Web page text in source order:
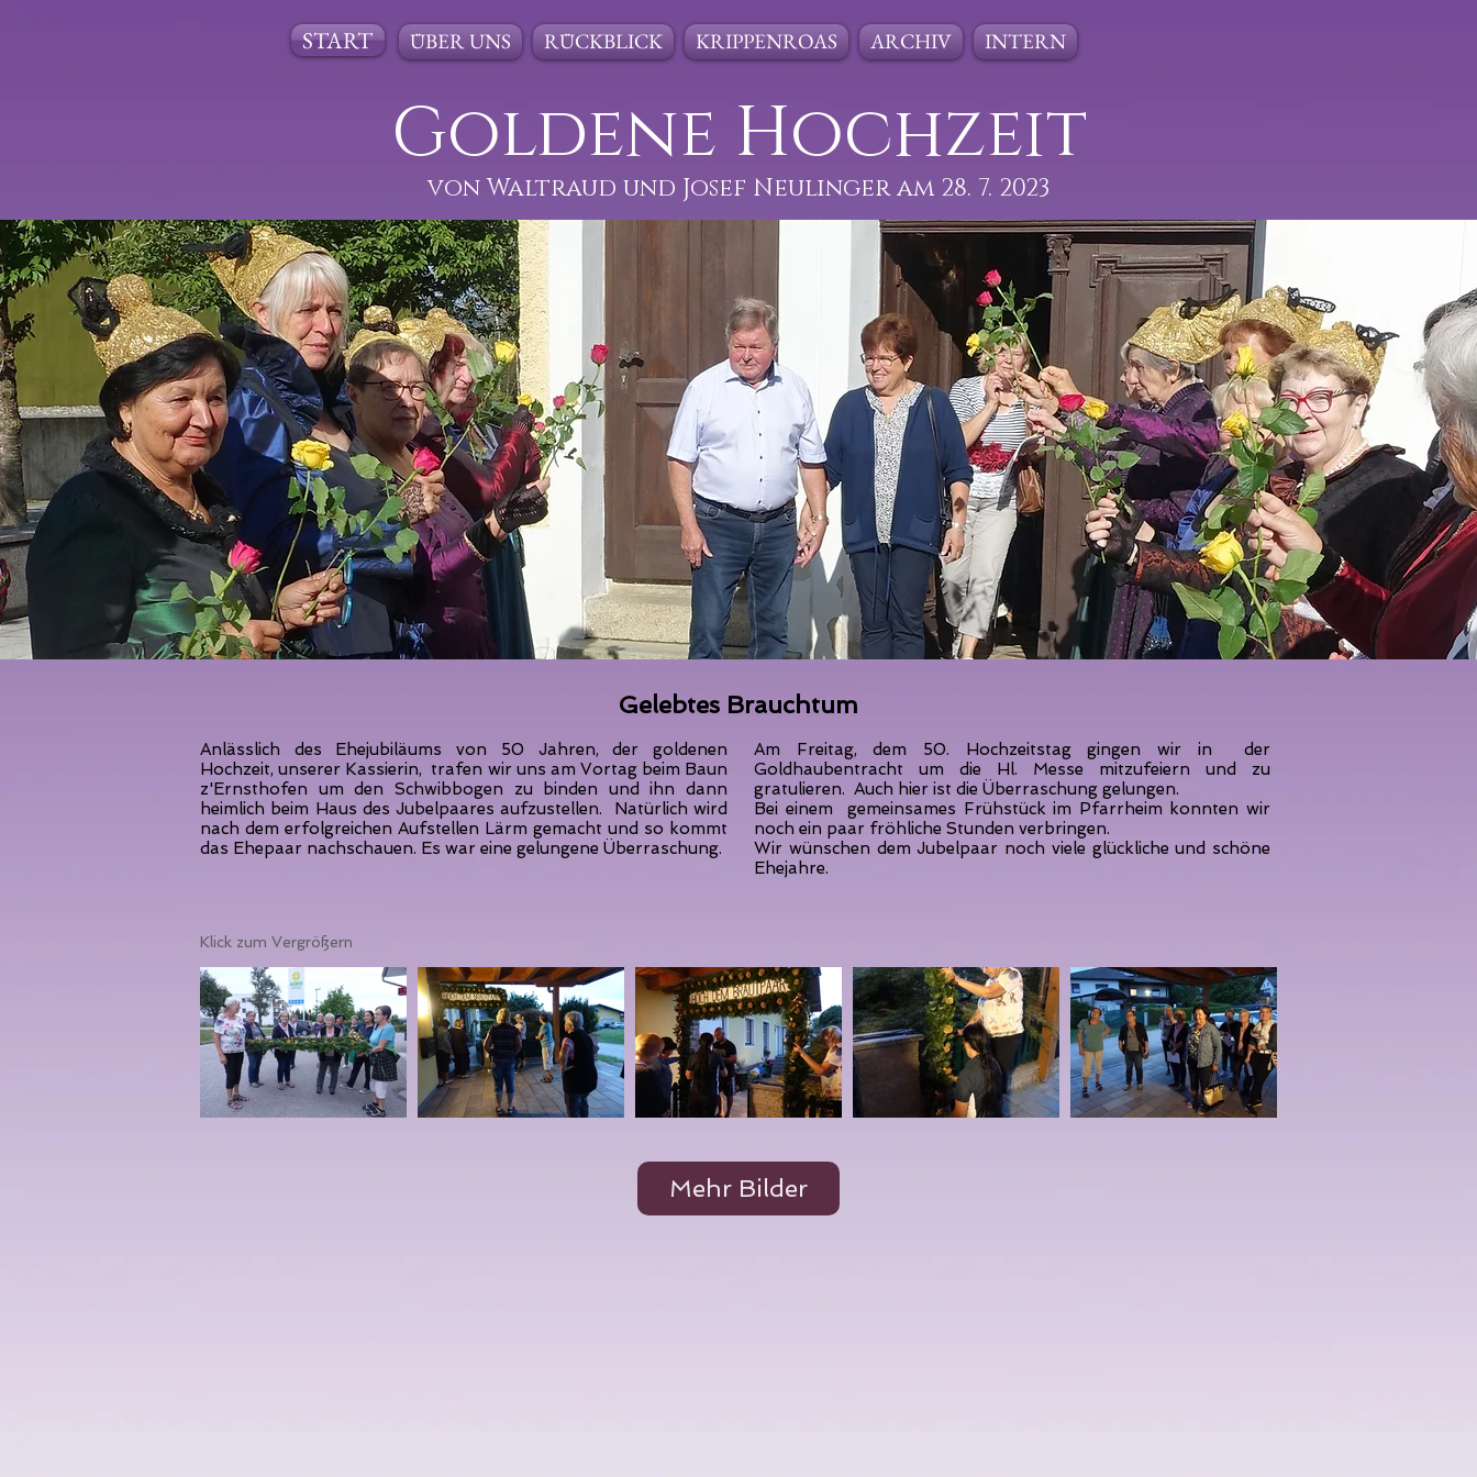
START ÜBER UNS RÜCKBLICK KRIPPENROAS ARCHIV INTERN
Goldene Hochzeit
von Waltraud und Josef Neulinger am 28. 7. 2023
Gelebtes Brauchtum
Anlässlich des Ehejubiläums von 50 Jahren, der goldenen
Hochzeit, unserer Kassierin, trafen wir uns am Vortag beim Baun
z'Ernsthofen um den Schwibbogen zu binden und ihn dann
heimlich beim Haus des Jubelpaares aufzustellen. Natürlich wird
nach dem erfolgreichen Aufstellen Lärm gemacht und so kommt
das Ehepaar nachschauen. Es war eine gelungene Überraschung.
Am Freitag, dem 50. Hochzeitstag gingen wir in der
Goldhaubentracht um die Hl. Messe mitzufeiern und zu
gratulieren. Auch hier ist die Überraschung gelungen.
Bei einem gemeinsames Frühstück im Pfarrheim konnten wir
noch ein paar fröhliche Stunden verbringen.
Wir wünschen dem Jubelpaar noch viele glückliche und schöne
Ehejahre.
Klick zum Vergrößern
Mehr Bilder